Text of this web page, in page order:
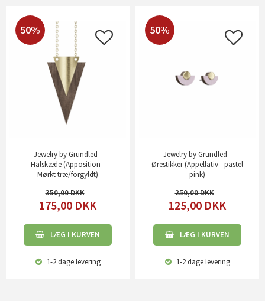
50%
Jewelry by Grundled -
Halskæde (Apposition -
Mørkt træ/forgyldt)
350,00
175,00 DKK
LÆG I KURVEN
1-2 dagelevering
50%
Jewelry by Grundled -
Ørestikker (Appellativ - pastel
pink)
250,00
125,00 DKK
LÆG I KURVEN
1-2 dagelevering